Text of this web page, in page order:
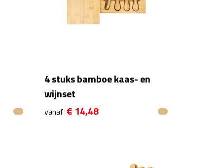
4 stuks bamboe kaas- en
wijnset
vanaf € 14,48